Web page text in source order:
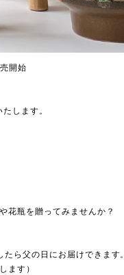
開始
します。
花瓶を贈ってみませんか？
ら父の日にお届けできます。
ます）